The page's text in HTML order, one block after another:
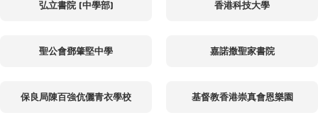
弘立書院 (中學部) 香港科技大學
聖公會鄧肇堅中學 嘉諾撒聖家書院
保良局陳百強伉儷青衣學校 基督教香港崇真會恩樂園